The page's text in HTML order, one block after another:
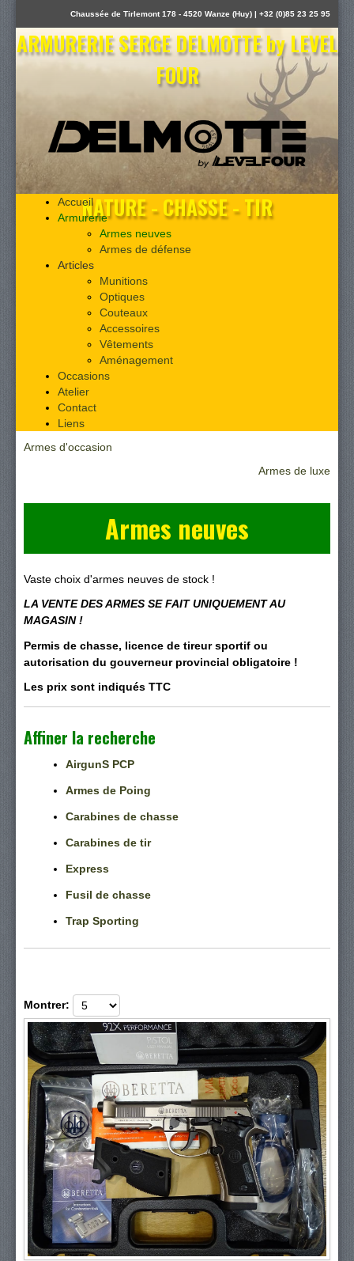
Chaussée de Tirlemont 178 - 4520 Wanze (Huy) | +32 (0)85 23 25 95
ARMURERIE SERGE DELMOTTE by LEVEL
FOUR
NATURE - CHASSE - TIR
Accueil
Armurerie
Armes neuves
Armes de défense
Articles
Munitions
Optiques
Couteaux
Accessoires
Vêtements
Aménagement
Occasions
Atelier
Contact
Liens
Armes d'occasion
Armes de luxe
Armes neuves
Vaste choix d'armes neuves de stock !
LA VENTE DES ARMES SE FAIT UNIQUEMENT AU
MAGASIN !
Permis de chasse, licence de tireur sportif ou
autorisation du gouverneur provincial obligatoire !
Les prix sont indiqués TTC
Affiner la recherche
AirgunS PCP
Armes de Poing
Carabines de chasse
Carabines de tir
Express
Fusil de chasse
Trap Sporting
Montrer: